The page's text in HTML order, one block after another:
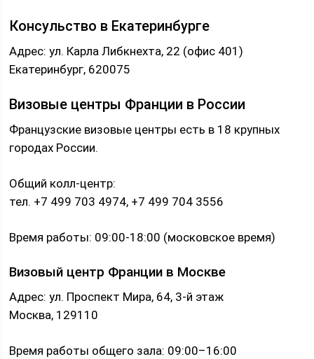
Консульство в Екатеринбурге
Адрес: ул. Карла Либкнехта, 22 (офис 401)
Екатеринбург, 620075
Визовые центры Франции в России
Французские визовые центры есть в 18 крупных
городах России.
Общий колл-центр:
тел. +7 499 703 4974, +7 499 704 3556
Время работы: 09:00-18:00 (московское время)
Визовый центр Франции в Москве
Адрес: ул. Проспект Мира, 64, 3-й этаж
Москва, 129110
Время работы общего зала: 09:00–16:00